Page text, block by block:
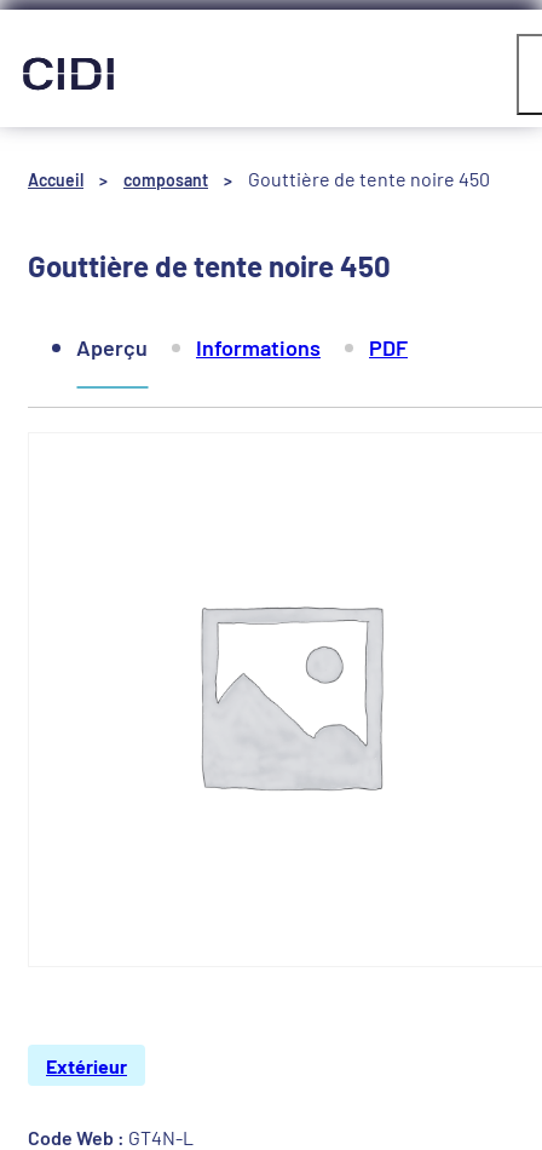
Panneau de gestion des cookies
Accueil > composant > Gouttière de tente noire 450
Gouttière de tente noire 450
Aperçu Informations PDF
Extérieur
Code Web : GT4N-L